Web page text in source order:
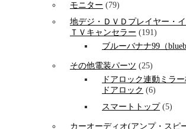
モニター (79)
地デジ・ＤＶＤプレイヤー・
ＴＶキャンセラー (191)
ブルーバナナ99（
その他電装パーツ (25)
ドアロック連動ミラ
ドアロック (6)
スマートトップ(5)
カーオーディオ(アンプ・スピ